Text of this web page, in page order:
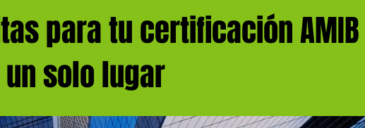
para tu certificación AMIB
solo lugar